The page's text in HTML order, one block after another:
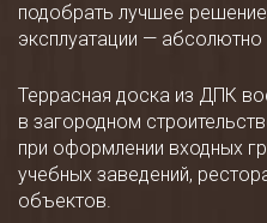
подобрать лучшее
эксплуатации — абсолютно
Террасная доска из ДПК
в загородном
при оформлении входных
учебных заведений,
объектов.